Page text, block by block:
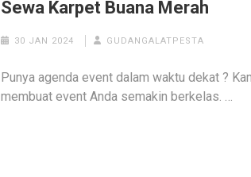
Sewa Karpet Buana Merah
30 JAN 2024 GUDANGALATPESTA
Punya agenda event dalam waktu dekat ?
membuat event Anda semakin berkelas. …